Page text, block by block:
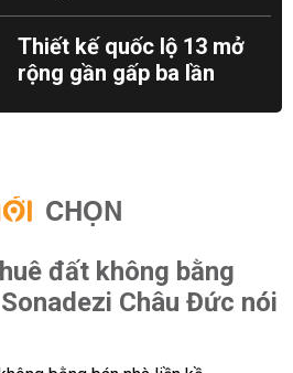
Thiết kế quốc lộ 13 mở
rộng gần gấp ba lần
CHỌN
đất không bằng
Châu Đức nói